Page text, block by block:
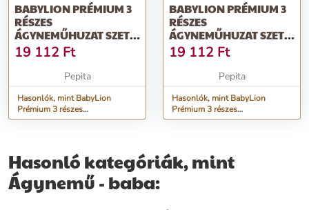
BABYLION PRÉMIUM 3
RÉSZES
ÁGYNEMŰHUZAT SZETT
- HH - KÉK
19 112 Ft
Pepita
Hasonlók, mint BabyLion
Prémium 3 részes
ágyneműhuzat szett - HH - Kék
BABYLION PRÉMIUM 3
RÉSZES
ÁGYNEMŰHUZAT SZETT
- HH - SZÜRKE
ALAPON...
19 112 Ft
Pepita
Hasonlók, mint BabyLion
Prémium 3 részes
ágyneműhuzat szett - HH -
Hasonló kategóriák, mint
Ágynemű - baba: